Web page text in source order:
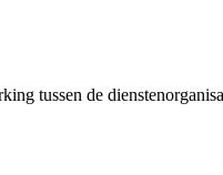
tussen de